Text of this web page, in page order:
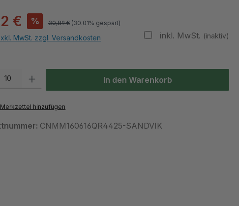
€ % 30,89 € (30.01% gespart)
inkl. MwSt. (inaktiv)
MwSt. zzgl. Versandkosten
In den Warenkorb
hinzufügen
CNMM160616QR4425-SANDVIK